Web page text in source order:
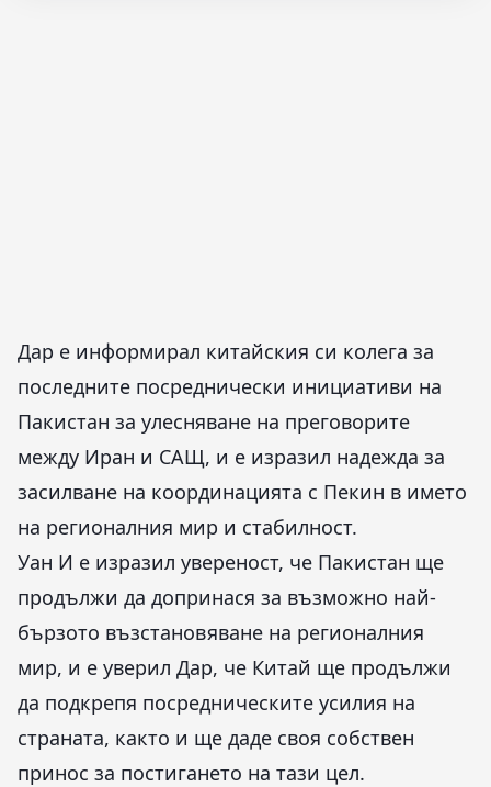
Дар е информирал китайския си колега за
последните посреднически инициативи на
Пакистан за улесняване на преговорите
между Иран и САЩ, и е изразил надежда за
засилване на координацията с Пекин в името
на регионалния мир и стабилност.
Уан И е изразил увереност, че Пакистан ще
продължи да допринася за възможно най-
бързото възстановяване на регионалния
мир, и е уверил Дар, че Китай ще продължи
да подкрепя посредническите усилия на
страната, както и ще даде своя собствен
принос за постигането на тази цел.